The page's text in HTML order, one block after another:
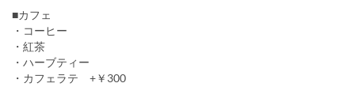
■カフェ
・コーヒー
・紅茶
・ハーブティー
・カフェラテ +￥300